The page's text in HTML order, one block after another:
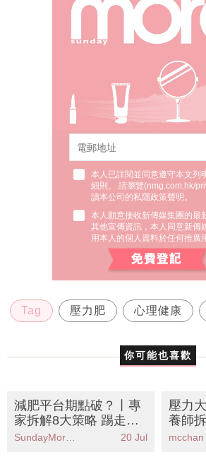
本人已詳閱並同意遵守本文列
細則。 請瀏覽(nmg.com.hk/
讀本公司的私隱政策聲明。
本人願意接收新傳媒集團的最
其他宣傳資訊，本人同意新傳
用本人的個人資料於任何推廣
Tag 壓力肥 心理健康
你可能也喜歡
減肥平台期點破？丨專
家拆解8大策略 踢走壓
力肥改善睡眠質素是關
SundayMore編輯部 20 Jul
壓力
養師
拉鋸
mcchan